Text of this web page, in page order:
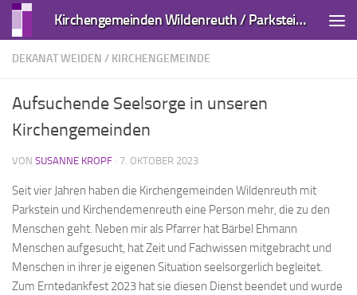
Zum Inhalt springen Kirchengemeinden Wildenreuth / Parkstein und Kirchendemenreuth
DEKANAT WEIDEN / KIRCHENGEMEINDE
Aufsuchende Seelsorge in unseren
Kirchengemeinden
VON SUSANNE KROPF · 7. OKTOBER 2023
Seit vier Jahren haben die Kirchengemeinden Wildenreuth mit
Parkstein und Kirchendemenreuth eine Person mehr, die zu den
Menschen geht. Neben mir als Pfarrer hat Bärbel Ehmann
Menschen aufgesucht, hat Zeit und Fachwissen mitgebracht und
Menschen in ihrer je eigenen Situation seelsorgerlich begleitet.
Zum Erntedankfest 2023 hat sie diesen Dienst beendet und wurde